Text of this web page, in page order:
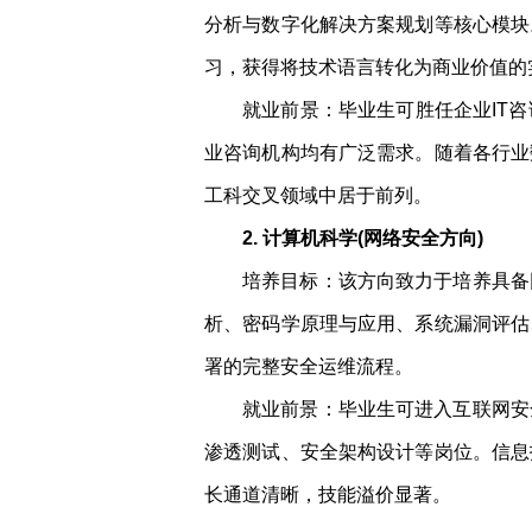
分析与数字化解决方案规划等核心模
习，获得将技术语言转化为商业价值
就业前景：毕业生可胜任企业IT
业咨询机构均有广泛需求。随着各行
工科交叉领域中居于前列。
2. 计算机科学(网络安全方向)
培养目标：该方向致力于培养具
析、密码学原理与应用、系统漏洞评
署的完整安全运维流程。
就业前景：毕业生可进入互联网
渗透测试、安全架构设计等岗位。信
长通道清晰，技能溢价显著。